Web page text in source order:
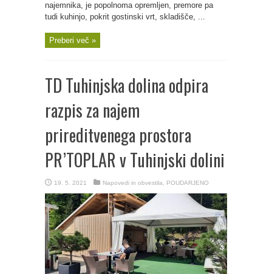
najemnika, je popolnoma opremljen, premore pa
tudi kuhinjo, pokrit gostinski vrt, skladišče, ...
Preberi več »
TD Tuhinjska dolina odpira
razpis za najem
prireditvenega prostora
PR’TOPLAR v Tuhinjski dolini
19. 5. 2021 Napovedi in obvestila POUDARJENO